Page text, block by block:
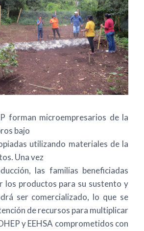
forman microempresarios de la
bajo
utilizando materiales de la
Una vez
las familias beneficiadas
los productos para su sustento y
ser comercializado, lo que se
de recursos para multiplicar
y EEHSA comprometidos con